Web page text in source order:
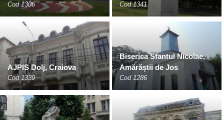
Cod 1306 Cod 1341
AJPIS Dolj, Craiova
Cod 1339
Biserica Sfantul Nicolae,
Amărăștii de Jos
Cod 1286